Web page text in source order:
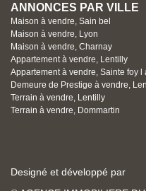
ANNONCES PAR VILLE
Maison à vendre, Sain bel
Maison à vendre, Lyon
Maison à vendre, Charnay
Appartement à vendre, Lentilly
Appartement à vendre, Sainte foy l
Demeure de Prestige à vendre,
Terrain à vendre, Lentilly
Terrain à vendre, Dommartin
Designé et développé par